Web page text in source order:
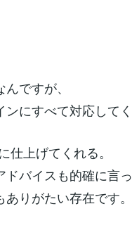
ですが、
にすべて対応して
仕上げてくれる。
ドバイスも的確に言
ありがたい存在です。